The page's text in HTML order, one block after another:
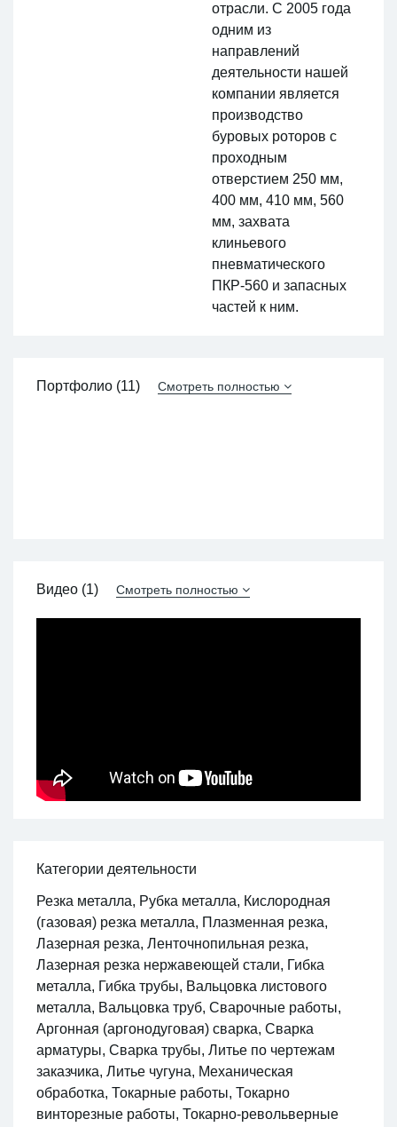
отрасли. С 2005 года
одним из
направлений
деятельности нашей
компании является
производство
буровых роторов с
проходным
отверстием 250 мм,
400 мм, 410 мм, 560
мм, захвата
клиньевого
пневматического
ПКР-560 и запасных
частей к ним.
Портфолио (11) Смотреть полностью
Видео (1) Смотреть полностью
Категории деятельности
Резка металла, Рубка металла, Кислородная
(газовая) резка металла, Плазменная резка,
Лазерная резка, Ленточнопильная резка,
Лазерная резка нержавеющей стали, Гибка
металла, Гибка трубы, Вальцовка листового
металла, Вальцовка труб, Сварочные работы,
Аргонная (аргонодуговая) сварка, Сварка
арматуры, Сварка трубы, Литье по чертежам
заказчика, Литье чугуна, Механическая
обработка, Токарные работы, Токарно
винторезные работы, Токарно-револьверные